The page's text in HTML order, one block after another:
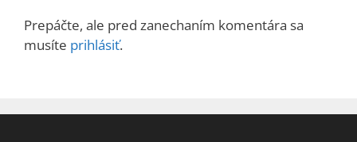
Prepáčte, ale pred zanechaním komentára sa
musíte prihlásiť.